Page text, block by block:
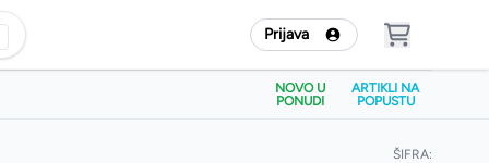
Prijava
NOVO U
PONUDI
ARTIKLI NA
POPUSTU
ŠIFRA: